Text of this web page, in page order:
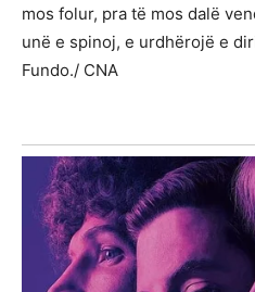
mos folur, pra të mos dalë
unë e spinoj, e urdhërojë e
Fundo./ CNA